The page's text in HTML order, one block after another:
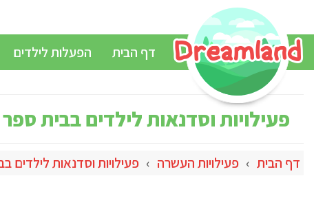
דף הבית הפעלות לילדים
פעילויות וסדנאות לילדים בבית ספר
דף הבית › פעילויות העשרה › פעילויות וסדנאות לילדים